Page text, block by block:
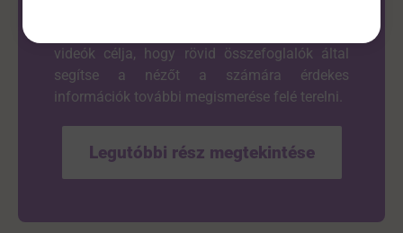
videók célja, hogy rövid összefoglalók által
segítse a nézőt a számára érdekes
információk további megismerése felé terelni.
Legutóbbi rész megtekintése